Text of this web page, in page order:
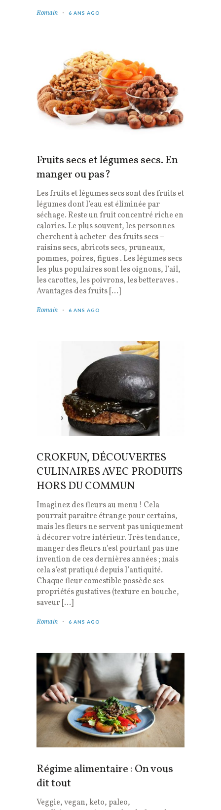
Romain 6 ANS AGO
Fruits secs et légumes secs. En
manger ou pas?
Les fruits et légumes secs sont des fruits et
légumes dont l’eau est éliminée par
séchage. Reste un fruit concentré riche en
calories. Le plus souvent, les personnes
cherchent à acheter des fruits secs –
raisins secs, abricots secs, pruneaux,
pommes, poires, figues . Les légumes secs
les plus populaires sont les oignons, l’ail,
les carottes, les poivrons, les betteraves .
Avantages des fruits […]
Romain 6 ANS AGO
CROKFUN, DÉCOUVERTES
CULINAIRES AVEC PRODUITS
HORS DU COMMUN
Imaginez des fleurs au menu ! Cela
pourrait paraitre étrange pour certains,
mais les fleurs ne servent pas uniquement
à décorer votre intérieur. Très tendance,
manger des fleurs n’est pourtant pas une
invention de ces dernières années ; mais
cela s’est pratiqué depuis l’antiquité.
Chaque fleur comestible possède ses
propriétés gustatives (texture en bouche,
saveur […]
Romain 6 ANS AGO
Régime alimentaire : On vous
dit tout
Veggie, vegan, keto, paleo,